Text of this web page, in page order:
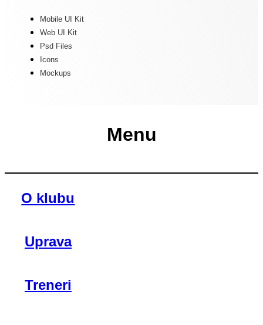
Mobile UI Kit
Web UI Kit
Psd Files
Icons
Mockups
Menu
O klubu
Uprava
Treneri